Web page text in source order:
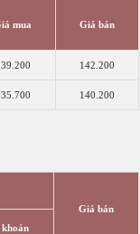
mua Giá bán
142.200
140.200
Giá bán
khoản